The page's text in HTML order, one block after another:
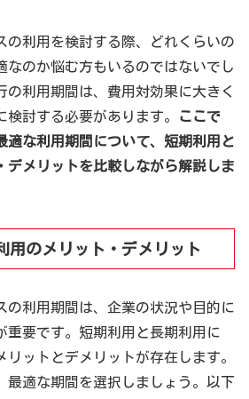
の利用を検討する際、どれくらいの
なのか悩む方もいるのではないでし
の利用期間は、費用対効果に大きく
討する必要があります。
ここで
適な利用期間について、短期利用と
デメリットを比較しながら解説しま
用のメリット・デメリット
の利用期間は、企業の状況や目的に
重要です。短期利用と長期利用に
リットとデメリットが存在します。
最適な期間を選択しましょう。以下